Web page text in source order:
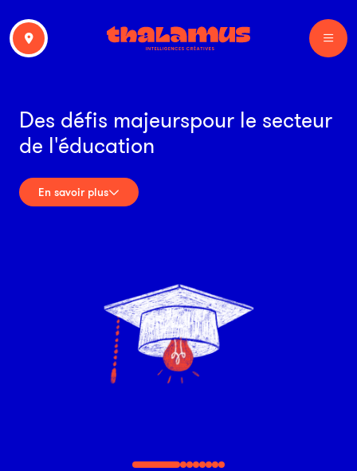
Des défis majeurspour le secteur
de l'éducation
En savoir plus